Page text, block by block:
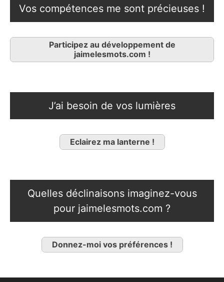
Vos compétences me sont précieuses !
Participez au développement de
jaimelesmots.com !
J’ai besoin de vos lumières
Eclairez ma lanterne !
Quelles déclinaisons imaginez-vous
pour jaimelesmots.com ?
Donnez-moi vos préférences !